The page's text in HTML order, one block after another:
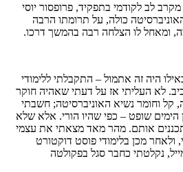
לב לקודמי בתפקיד, פרופסור יוסי
כולה, על תרומתו הרבה
ומאחל לו הצלחה רבה בהמשך דרכו.
מ-40 שנה – כאילו היה זה אתמול – התקבלתי ללימודי
לא העליתי אז על דעתי שאהיה חוקר
קל וחומר נשיא האוניברסיטה; חשבתי
הימים שופט – כפי שהיו הורי. אלא שלא
אותם. מהר מאד מצאתי את עצמי
ולאחר מכן בלימודי פוסט דוקטורט
נקלטתי כחבר סגל בפקולטה